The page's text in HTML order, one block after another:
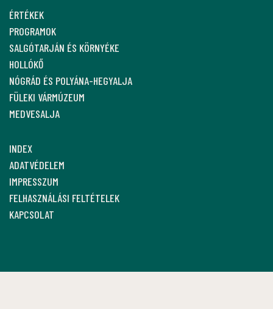
ÉRTÉKEK
PROGRAMOK
SALGÓTARJÁN ÉS KÖRNYÉKE
HOLLÓKŐ
NÓGRÁD ÉS POLYÁNA-HEGYALJA
FÜLEKI VÁRMÚZEUM
MEDVESALJA
INDEX
ADATVÉDELEM
IMPRESSZUM
FELHASZNÁLÁSI FELTÉTELEK
KAPCSOLAT